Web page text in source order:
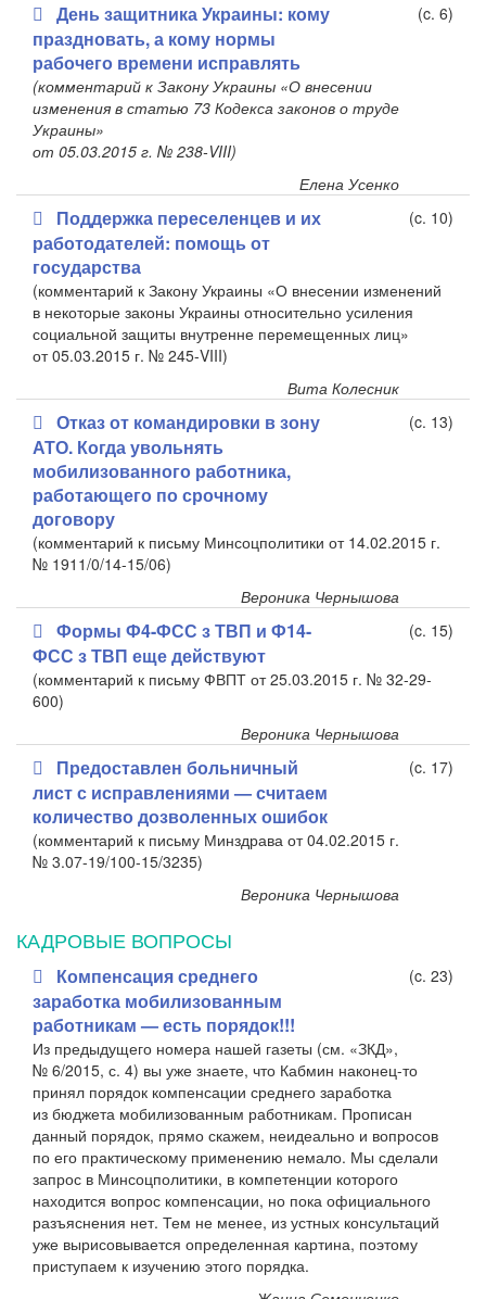
День защитника Украины: кому
праздновать, а кому нормы
рабочего времени исправлять
(c. 6)
(комментарий к Закону Украины «О внесении
изменения в статью 73 Кодекса законов о труде
Украины»
от 05.03.2015 г. № 238-VIII)
Елена Усенко
Поддержка переселенцев и их
работодателей: помощь от
государства
(c. 10)
(комментарий к Закону Украины «О внесении изменений
в некоторые законы Украины относительно усиления
социальной защиты внутренне перемещенных лиц»
от 05.03.2015 г. № 245-VIII)
Вита Колесник
Отказ от командировки в зону
АТО. Когда увольнять
мобилизованного работника,
работающего по срочному
договору
(c. 13)
(комментарий к письму Минсоцполитики от 14.02.2015 г.
№ 1911/0/14-15/06)
Вероника Чернышова
Формы Ф4-ФСС з ТВП и Ф14-
ФСС з ТВП еще действуют
(c. 15)
(комментарий к письму ФВПТ от 25.03.2015 г. № 32-29-
600)
Вероника Чернышова
Предоставлен больничный
лист с исправлениями — считаем
количество дозволенных ошибок
(c. 17)
(комментарий к письму Минздрава от 04.02.2015 г.
№ 3.07-19/100-15/3235)
Вероника Чернышова
КАДРОВЫЕ ВОПРОСЫ
Компенсация среднего
заработка мобилизованным
работникам — есть порядок!!!
(c. 23)
Из предыдущего номера нашей газеты (см. «ЗКД»,
№ 6/2015, с. 4) вы уже знаете, что Кабмин наконец-то
принял порядок компенсации среднего заработка
из бюджета мобилизованным работникам. Прописан
данный порядок, прямо скажем, неидеально и вопросов
по его практическому применению немало. Мы сделали
запрос в Минсоцполитики, в компетенции которого
находится вопрос компенсации, но пока официального
разъяснения нет. Тем не менее, из устных консультаций
уже вырисовывается определенная картина, поэтому
приступаем к изучению этого порядка.